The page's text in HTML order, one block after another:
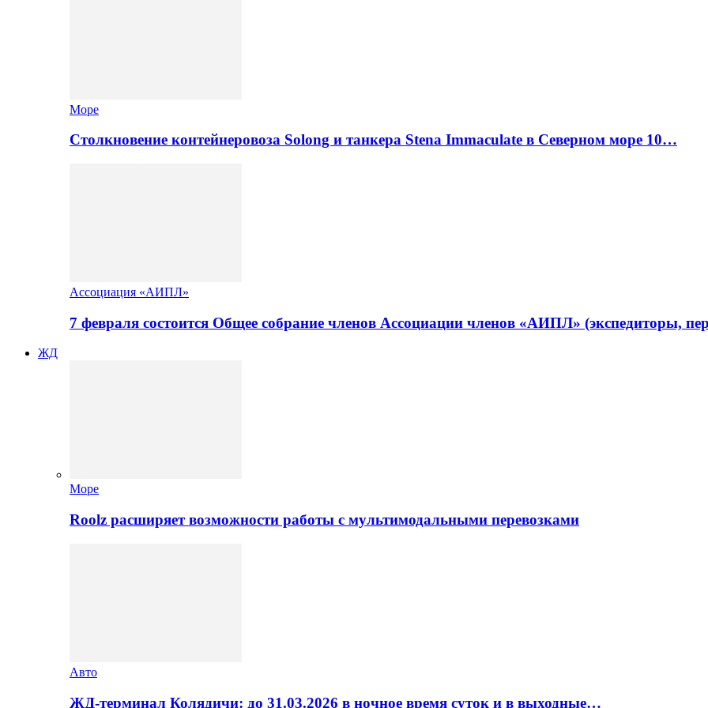
Море
Столкновение контейнеровоза Solong и танкера Stena Immaculate в Северном море 10…
Ассоциация «АИПЛ»
7 февраля состоится Общее собрание членов Ассоциации членов «АИПЛ» (экспедиторы,
ЖД
Море
Roolz расширяет возможности работы с мультимодальными перевозками
Авто
ЖД-терминал Колядичи: до 31.03.2026 в ночное время суток и в выходные…